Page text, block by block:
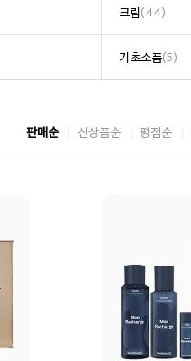
크림(44)
기초소품(5)
판매순 신상품순 평점순